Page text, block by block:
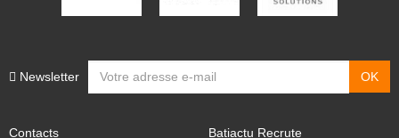
Newsletter
Contacts Batiactu Recrute